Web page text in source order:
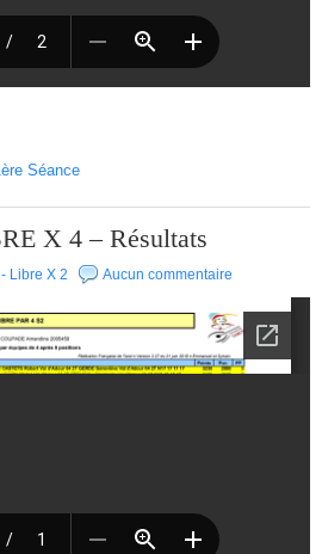
Séance
X 4 – Résultats
Libre X 2 Aucun commentaire